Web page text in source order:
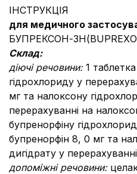
ІНСТРУКЦІЯ
для медичного
БУПРЕКСОН-
Склад:
діючі речовини: 1
гідрохлориду у
мг та налоксону
перерахуванні на
бупренорфіну
бупренорфін 8, 0 мг та
дигідрату у
допоміжні речовини: